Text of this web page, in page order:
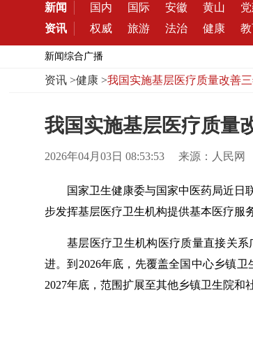
新闻 国内 国际 安徽 黄山
资讯
权威 旅游 法治 健康
新闻综合广播
资讯>健康>我国实施基层医疗质量改善
我国实施基层医疗质量
2026年04月03日 08:53:53 来源：人民网
国家卫生健康委与国家中医药局近日
步发挥基层医疗卫生机构提供基本医疗服
基层医疗卫生机构医疗质量直接关
进。到2026年底，先覆盖全国中心乡镇
2027年底，范围扩展至其他乡镇卫生院和